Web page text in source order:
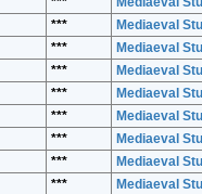
*** Mediaeval
*** Mediaeval
*** Mediaeval
*** Mediaeval
*** Mediaeval
*** Mediaeval
*** Mediaeval
*** Mediaeval